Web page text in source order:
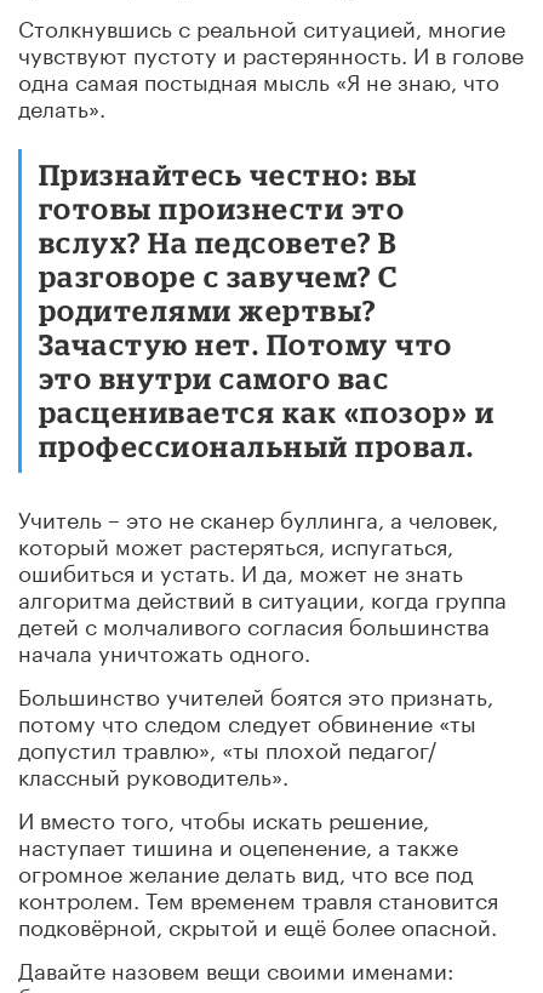
Столкнувшись с реальной ситуацией, многие
чувствуют пустоту и растерянность. И в голове
одна самая постыдная мысль «Я не знаю, что
делать».
Признайтесь честно: вы
готовы произнести это
вслух? На педсовете? В
разговоре с завучем? С
родителями жертвы?
Зачастую нет. Потому что
это внутри самого вас
расценивается как «позор» и
профессиональный провал.
Учитель – это не сканер буллинга, а человек,
который может растеряться, испугаться,
ошибиться и устать. И да, может не знать
алгоритма действий в ситуации, когда группа
детей с молчаливого согласия большинства
начала уничтожать одного.
Большинство учителей боятся это признать,
потому что следом следует обвинение «ты
допустил травлю», «ты плохой педагог/
классный руководитель».
И вместо того, чтобы искать решение,
наступает тишина и оцепенение, а также
огромное желание делать вид, что все под
контролем. Тем временем травля становится
подковёрной, скрытой и ещё более опасной.
Давайте назовем вещи своими именами: